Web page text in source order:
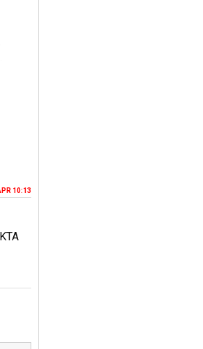
10:13